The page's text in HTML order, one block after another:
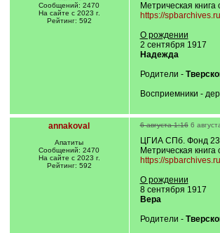
Сообщений: 2470
На сайте с 2023 г.
Рейтинг: 592
Метрическая
https://
О рождении
2 сентября 1917
Надежда
Родители -
Восприемники -
annakoval
Апатиты
Сообщений: 2470
На сайте с 2023 г.
Рейтинг: 592
6 августа 1:16 6
ЦГИА СПб. Фонд
Метрическая
https://
О рождении
8 сентября 1917
Вера
Родители -